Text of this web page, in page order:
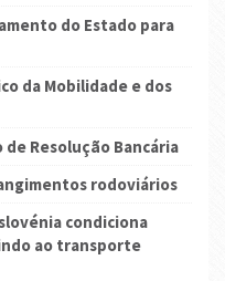
do Estado para
da Mobilidade e dos
de Resolução Bancária
rodoviários
condiciona
ao transporte